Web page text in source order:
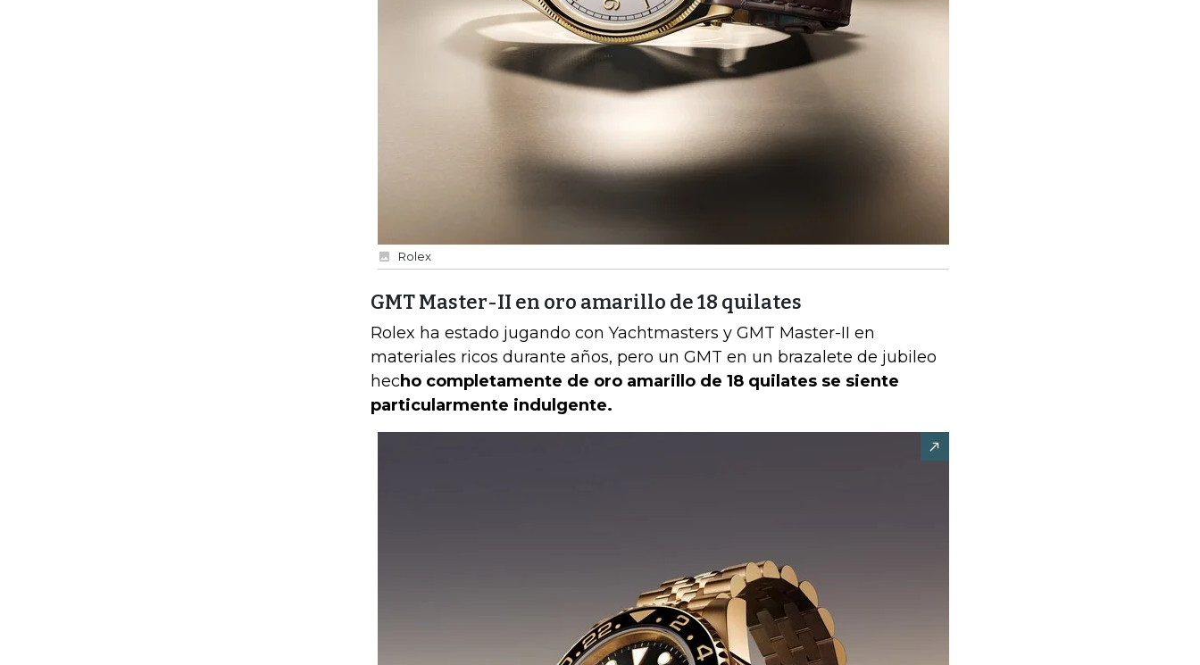
Rolex
GMT Master-II en oro amarillo de 18 quilates
Rolex ha estado jugando con Yachtmasters y GMT Master-II en
materiales ricos durante años, pero un GMT en un brazalete de jubileo
hecho completamente de oro amarillo de 18 quilates se siente
particularmente indulgente.